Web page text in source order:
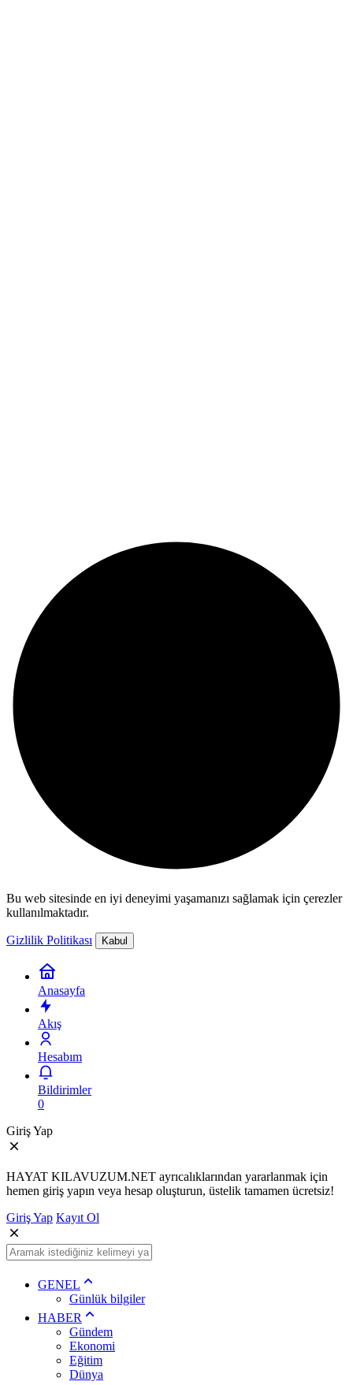
Bu web sitesinde en iyi deneyimi yaşamanızı sağlamak için çerezler
kullanılmaktadır.
Gizlilik Politikası Kabul
Anasayfa
Akış
Hesabım
Bildirimler
0
Giriş Yap
HAYAT KILAVUZUM.NET ayrıcalıklarından yararlanmak için
hemen giriş yapın veya hesap oluşturun, üstelik tamamen ücretsiz!
Giriş Yap Kayıt Ol
GENEL
Günlük bilgiler
HABER
Gündem
Ekonomi
Eğitim
Dünya